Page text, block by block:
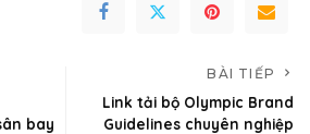
bay
BÀI TIẾP
Link tải bộ Olympic Brand
Guidelines chuyên nghiệp